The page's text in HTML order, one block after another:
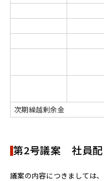
次期繰越剰余金
第2号議案 社員配
議案の内容につきましては